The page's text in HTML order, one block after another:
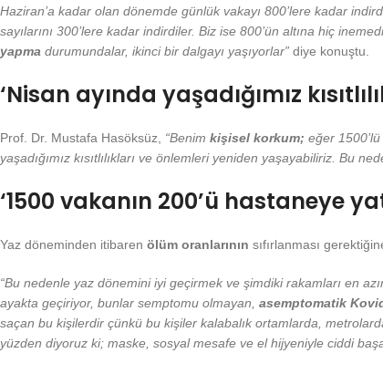
Haziran’a kadar olan dönemde günlük vakayı 800’lere kadar
sayılarını 300’lere kadar indirdiler. Biz ise 800’ün altına hiç
yapma durumundalar, ikinci bir dalgayı yaşıyorlar” diye konuştu.
‘Nisan ayında yaşadığımız
Prof. Dr. Mustafa Hasöksüz, “Benim kişisel korkum; eğer
yaşadığımız kısıtlılıkları ve önlemleri yeniden yaşayabiliriz. Bu
‘1500 vakanın 200’ü hastaneye
Yaz döneminden itibaren ölüm oranlarının sıfırlanması
“Bu nedenle yaz dönemini iyi geçirmek ve şimdiki rakamları en
ayakta geçiriyor, bunlar semptomu olmayan, asemptomatik
saçan bu kişilerdir çünkü bu kişiler kalabalık ortamlarda,
yüzden diyoruz ki; maske, sosyal mesafe ve el hijyeniyle ciddi